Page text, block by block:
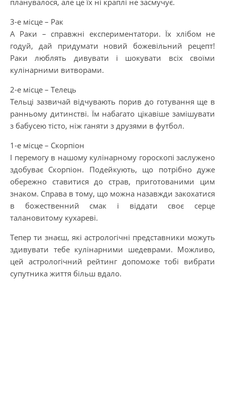
3-е місце – Рак
А Раки – справжні експериментатори. Їх хлібом не
годуй, дай придумати новий божевільний рецепт!
Раки люблять дивувати і шокувати всіх своїми
кулінарними витворами.
2-е місце – Телець
Тельці зазвичай відчувають порив до готування ще в
ранньому дитинстві. Їм набагато цікавіше замішувати
з бабусею тісто, ніж ганяти з друзями в футбол.
1-е місце – Скорпіон
І перемогу в нашому кулінарному гороскопі заслужено
здобуває Скорпіон. Подейкують, що потрібно дуже
обережно ставитися до страв, приготованими цим
знаком. Справа в тому, що можна назавжди закохатися
в божественний смак і віддати своє серце
талановитому кухареві.
Тепер ти знаєш, які астрологічні представники можуть
здивувати тебе кулінарними шедеврами. Можливо,
цей астрологічний рейтинг допоможе тобі вибрати
супутника життя більш вдало.